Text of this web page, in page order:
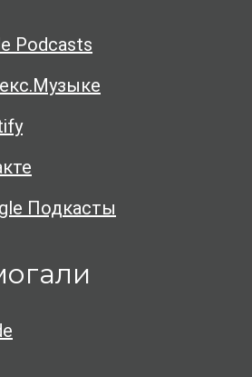
Podcasts
Подкасты